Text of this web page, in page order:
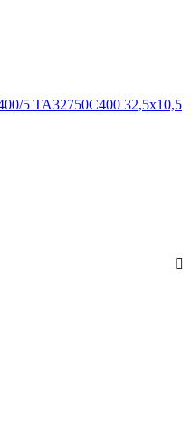
5 TA32750C400 32,5x10,5